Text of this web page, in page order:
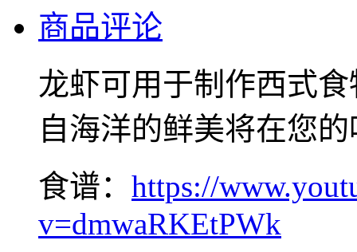
商品评论
龙虾可用于制作西式
自海洋的鲜美将在您
食谱： https://
v=dmwaRKEtPWk